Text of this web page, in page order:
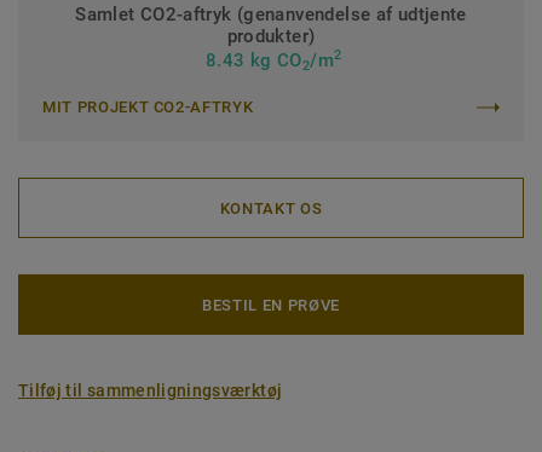
Samlet CO2-aftryk (genanvendelse af udtjente
produkter)
8.43 kg CO2/m2
MIT PROJEKT CO2-AFTRYK
KONTAKT OS
BESTIL EN PRØVE
Tilføj til sammenligningsværktøj